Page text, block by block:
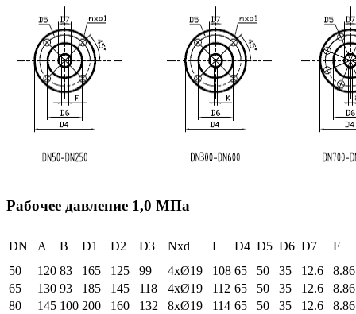
Рабочее давление 1,0 МПа
DN A B D1 D2 D3 Nxd L D4 D5 D6 D7
F
50
120 83 165 125 99 4xØ19 108 65 50 35 12.6
8.86
65
130 93 185 145 118 4xØ19 112 65 50 35 12.6
8.86
80
145 100 200 160 132 8xØ19 114 65 50 35 12.6
8.86